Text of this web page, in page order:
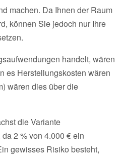
machen. Da Ihnen der Raum
können Sie jedoch nur Ihre
handelt, wären
es Herstellungskosten wären
wären dies über die
die Variante
2 % von 4.000 € ein
gewisses Risiko besteht,